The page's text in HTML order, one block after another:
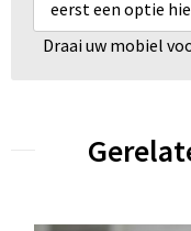
eerst een optie
Draai uw mobiel